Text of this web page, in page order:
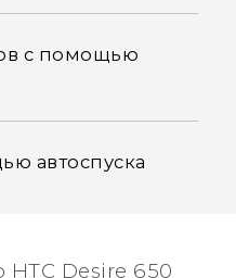
с помощью
автоспуска
HTC Desire 650